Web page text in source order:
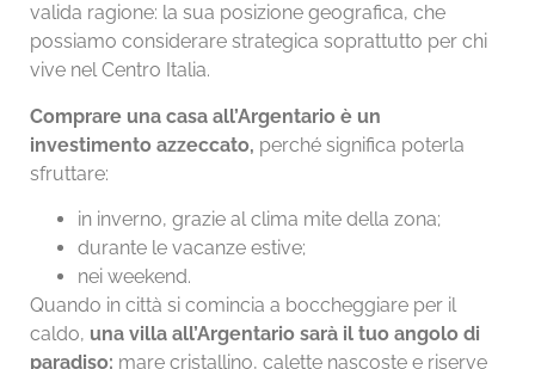
valida ragione: la sua posizione geografica, che
possiamo considerare strategica soprattutto per chi
vive nel Centro Italia.
Comprare una casa all’Argentario è un
investimento azzeccato, perché significa poterla
sfruttare:
in inverno, grazie al clima mite della zona;
durante le vacanze estive;
nei weekend.
Quando in città si comincia a boccheggiare per il
caldo, una villa all’Argentario sarà il tuo angolo di
paradiso: mare cristallino, calette nascoste e riserve